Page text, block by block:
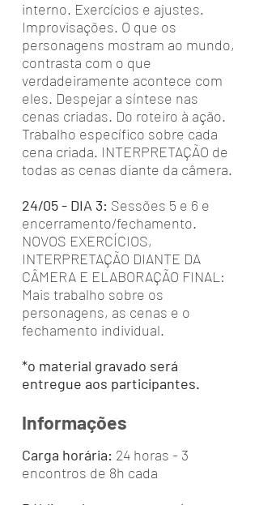
interno. Exercícios e ajustes.
Improvisações. O que os
personagens mostram ao mundo,
contrasta com o que
verdadeiramente acontece com
eles. Despejar a síntese nas
cenas criadas. Do roteiro à ação.
Trabalho específico sobre cada
cena criada. INTERPRETAÇÃO de
todas as cenas diante da câmera.
24/05 - DIA 3: Sessões 5 e 6 e
encerramento/fechamento.
NOVOS EXERCÍCIOS,
INTERPRETAÇÃO DIANTE DA
CÂMERA E ELABORAÇÃO FINAL:
Mais trabalho sobre os
personagens, as cenas e o
fechamento individual.
*o material gravado será
entregue aos participantes.
Informações
Carga horária: 24 horas - 3
encontros de 8h cada